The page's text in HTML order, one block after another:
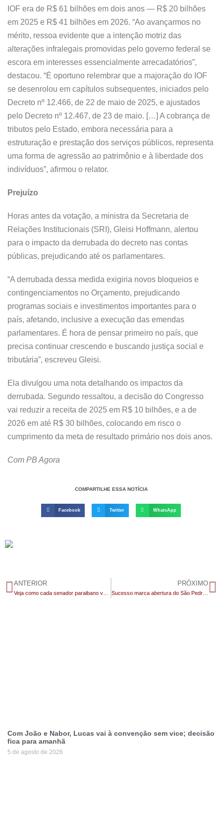
IOF era de R$ 61 bilhões em dois anos — R$ 20 bilhões
em 2025 e R$ 41 bilhões em 2026. “Ao avançarmos no
mérito, ressoa evidente que a intenção motriz das
alterações infralegais promovidas pelo governo federal se
escora em interesses essencialmente arrecadatórios”,
destacou. “É oportuno relembrar que a majoração do IOF
se desenrolou em capítulos subsequentes, iniciados pelo
Decreto nº 12.466, de 22 de maio de 2025, e ajustados
pelo Decreto nº 12.467, de 23 de maio. […] A cobrança de
tributos pelo Estado, embora necessária para a
estruturação e prestação dos serviços públicos, representa
uma forma de agressão ao patrimônio e à liberdade dos
indivíduos”, afirmou o relator.
Prejuízo
Horas antes da votação, a ministra da Secretaria de
Relações Institucionais (SRI), Gleisi Hoffmann, alertou
para o impacto da derrubada do decreto nas contas
públicas, prejudicando até os parlamentares.
“A derrubada dessa medida exigiria novos bloqueios e
contingenciamentos no Orçamento, prejudicando
programas sociais e investimentos importantes para o
país, afetando, inclusive a execução das emendas
parlamentares. É hora de pensar primeiro no país, que
precisa continuar crescendo e buscando justiça social e
tributária”, escreveu Gleisi.
Ela divulgou uma nota detalhando os impactos da
derrubada. Segundo ressaltou, a decisão do Congresso
vai reduzir a receita de 2025 em R$ 10 bilhões, e a de
2026 em até R$ 30 bilhões, colocando em risco o
cumprimento da meta de resultado primário nos dois anos.
Com PB Agora
COMPARTILHE ESSA NOTÍCIA
Facebook Twitter WhatsApp
ANTERIOR PRÓXIMO
Com João e Nabor, Lucas vai à convenção sem vice; decisão
fica para amanhã
5 de agosto de 2026